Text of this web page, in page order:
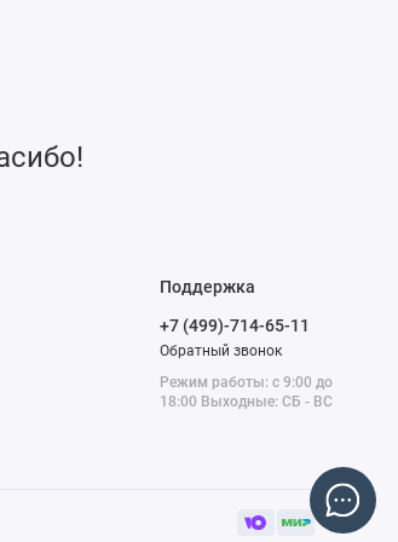
Поддержка
+7 (499)-714-65-11
Обратный звонок
Режим работы: с 9:00 до
18:00 Выходные: СБ - ВС